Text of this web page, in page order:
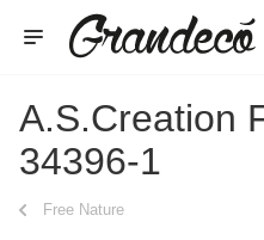
A.S.Creation
34396-1
Free Nature